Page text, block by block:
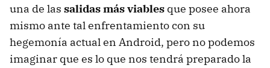
una de las salidas más viables que posee ahora
mismo ante tal enfrentamiento con su
hegemonía actual en Android, pero no podemos
imaginar que es lo que nos tendrá preparado la